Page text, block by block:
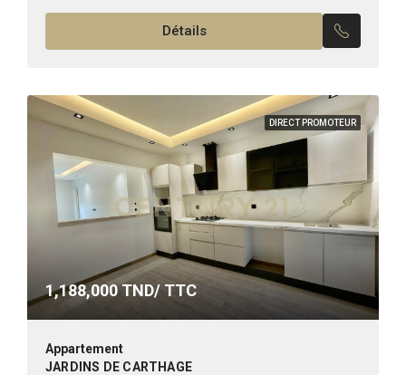
: – Un salon spacieux qui donne accès à...
Détails
DIRECT PROMOTEUR
1,188,000TND/ TTC
Appartement
JARDINS DE CARTHAGE